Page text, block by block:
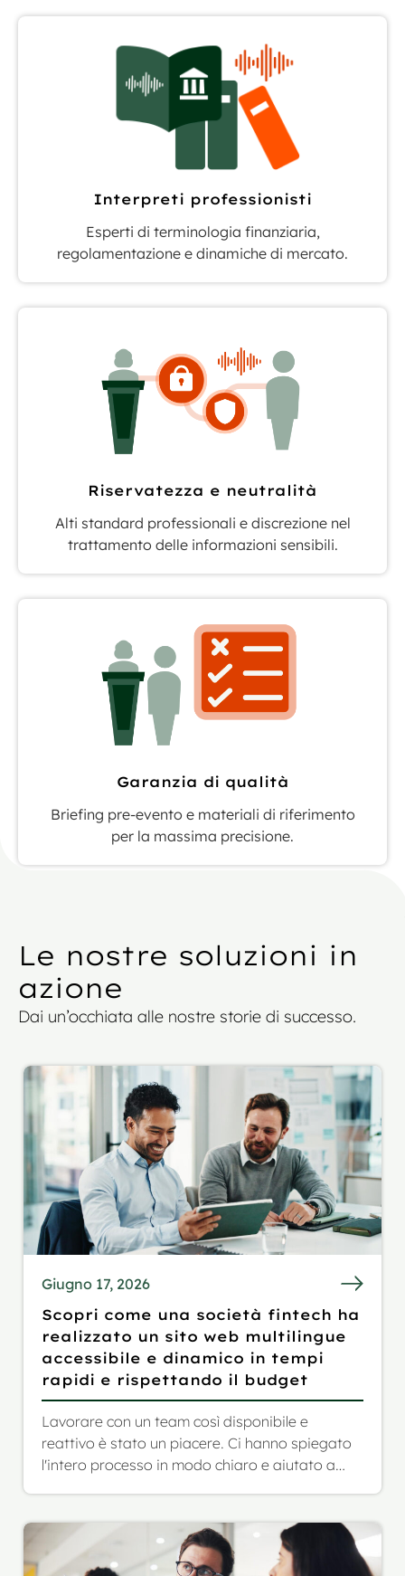
Interpreti professionisti
Esperti di terminologia finanziaria,
regolamentazione e dinamiche di mercato.
Riservatezza e neutralità
Alti standard professionali e discrezione nel
trattamento delle informazioni sensibili.
Garanzia di qualità
Briefing pre-evento e materiali di riferimento
per la massima precisione.
Le nostre soluzioni in
azione
Dai un’occhiata alle nostre storie di successo.
Giugno 17, 2026
Scopri come una società fintech ha
realizzato un sito web multilingue
accessibile e dinamico in tempi
rapidi e rispettando il budget
Lavorare con un team così disponibile e
reattivo è stato un piacere. Ci hanno spiegato
l'intero processo in modo chiaro e aiutato a